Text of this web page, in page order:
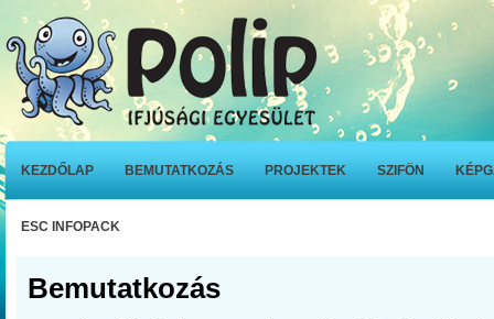
KEZDŐLAP BEMUTATKOZÁS PROJEKTEK SZIFÖN
ESC INFOPACK
Bemutatkozás